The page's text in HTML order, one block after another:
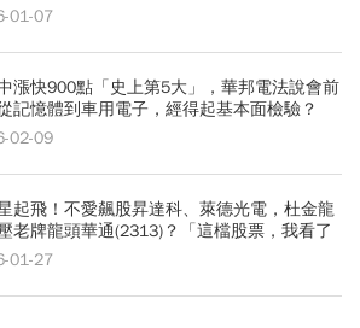
01-07
漲快900點「史上第5大」，華邦電法說會前
記憶體到車用電子，經得起基本面檢驗？
02-09
起飛！不愛飆股昇達科、萊德光電，杜金龍
老牌龍頭華通(2313)？「這檔股票，我看了
01-27